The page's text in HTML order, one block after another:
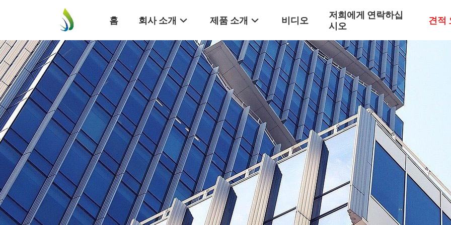
홈 회사 소개 제품 소개 비디오
저희에게 연락하십
시오
견적